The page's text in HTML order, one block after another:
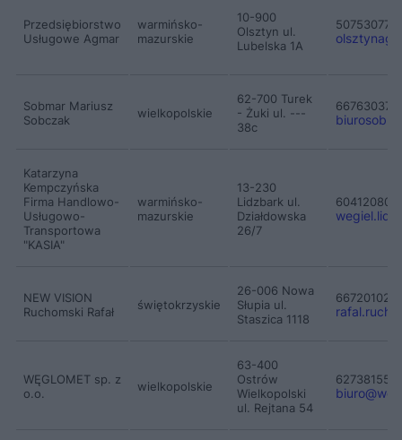
Przedsiębiorstwo
Usługowe Agmar
warmińsko-
mazurskie
10-900
Olsztyn ul.
Lubelska 1A
507530779
Sobmar Mariusz
Sobczak
wielkopolskie
62-700 Turek
- Żuki ul. ---
38c
667630377
Katarzyna
Kempczyńska
Firma Handlowo-
Usługowo-
Transportowa
"KASIA"
warmińsko-
mazurskie
13-230
Lidzbark ul.
Działdowska
26/7
604120805
NEW VISION
Ruchomski Rafał
świętokrzyskie
26-006 Nowa
Słupia ul.
Staszica 1118
667201020
WĘGLOMET sp. z
o.o.
wielkopolskie
63-400
Ostrów
Wielkopolski
ul. Rejtana 54
627381550
biuro@